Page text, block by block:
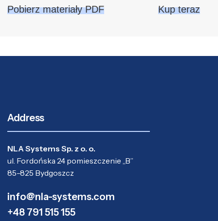
Pobierz materiały PDF Kup teraz
Address
NLA Systems Sp. z o. o.
ul. Fordońska 24 pomieszczenie „B”
85-825 Bydgoszcz
info@nla-systems.com
+48 791 515 155